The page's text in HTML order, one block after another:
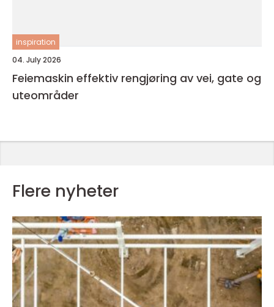
inspiration
04. July 2026
Feiemaskin effektiv rengjøring av vei, gate og
uteområder
Flere nyheter